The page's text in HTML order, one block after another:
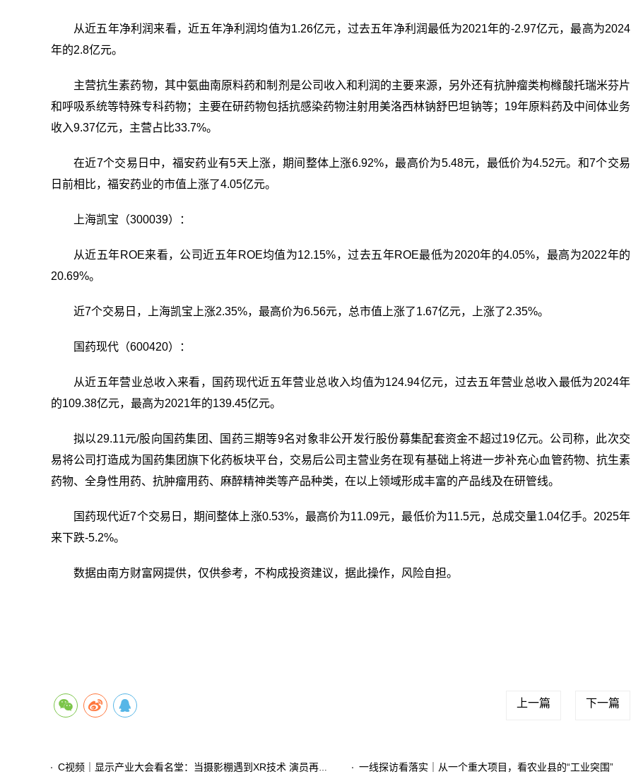
从近五年净利润来看，近五年净利润均值为1.26亿元，过去五年净利润最低为2021年的-2.97亿元，最高为2024
年的2.8亿元。
主营抗生素药物，其中氨曲南原料药和制剂是公司收入和利润的主要来源，另外还有抗肿瘤类枸橼酸托瑞米芬片
和呼吸系统等特殊专科药物；主要在研药物包括抗感染药物注射用美洛西林钠舒巴坦钠等；19年原料药及中间体业务
收入9.37亿元，主营占比33.7%。
在近7个交易日中，福安药业有5天上涨，期间整体上涨6.92%，最高价为5.48元，最低价为4.52元。和7个交易
日前相比，福安药业的市值上涨了4.05亿元。
上海凯宝（300039）：
从近五年ROE来看，公司近五年ROE均值为12.15%，过去五年ROE最低为2020年的4.05%，最高为2022年的
20.69%。
近7个交易日，上海凯宝上涨2.35%，最高价为6.56元，总市值上涨了1.67亿元，上涨了2.35%。
国药现代（600420）：
从近五年营业总收入来看，国药现代近五年营业总收入均值为124.94亿元，过去五年营业总收入最低为2024年
的109.38亿元，最高为2021年的139.45亿元。
拟以29.11元/股向国药集团、国药三期等9名对象非公开发行股份募集配套资金不超过19亿元。公司称，此次交
易将公司打造成为国药集团旗下化药板块平台，交易后公司主营业务在现有基础上将进一步补充心血管药物、抗生素
药物、全身性用药、抗肿瘤用药、麻醉精神类等产品种类，在以上领域形成丰富的产品线及在研管线。
国药现代近7个交易日，期间整体上涨0.53%，最高价为11.09元，最低价为11.5元，总成交量1.04亿手。2025年
来下跌-5.2%。
数据由南方财富网提供，仅供参考，不构成投资建议，据此操作，风险自担。
上一篇 下一篇
C视频｜显示产业大会看名堂：当摄影棚遇到XR技术 演员再也不用凭想象力演戏了 一线探访看落实｜从一个重大项目，看农业县的“工业突围”